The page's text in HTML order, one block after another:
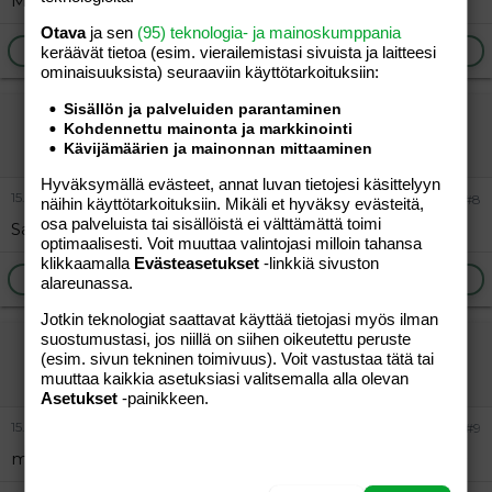
Vastaa
Ilmoita asiaton viesti
ninnu77
Vieras
15.11.2004 #8
Sanasolia päivittäin :hug:
Ilmoita asiaton viesti
Kirsikka
Aktiivinen jäsen
15.11.2004 #9
meillä esikko syö multitabsia, niitä imeskeltäviä.
Otavaja sen (95) teknologia- ja mainoskumppania
keräävät tietoa (esim. vierailemis­tasi sivuista ja laitteesi
ominaisuuk­sista) seuraaviin käyttötarkoituksiin:
Sisällön ja palveluiden parantaminen
Kohdennettu mainonta ja markkinointi
Kävijämäärien ja mainonnan mittaaminen
Hyväksymällä evästeet, annat luvan tietojesi käsittelyyn
näihin käyttötarkoituksiin. Mikäli et hyväksy evästeitä,
osa palveluista tai sisällöistä ei välttämättä toimi
optimaalisesti. Voit muuttaa valintojasi milloin tahansa
klikkaamalla Evästeasetukset -linkkiä sivuston
alareunassa.
Jotkin teknologiat saattavat käyttää tietojasi myös ilman
suostumustasi, jos niillä on siihen oikeutettu peruste
(esim. sivun tekninen toimivuus). Voit vastustaa tätä tai
muuttaa kaikkia asetuksiasi valitsemalla alla olevan
Asetukset -painikkeen.